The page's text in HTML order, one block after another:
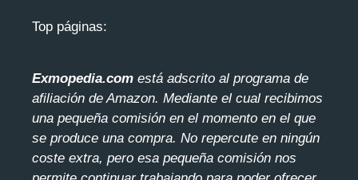
Top páginas:
Exmopedia.com está adscrito al programa de
afiliación de Amazon. Mediante el cual recibimos
una pequeña comisión en el momento en el que
se produce una compra. No repercute en ningún
coste extra, pero esa pequeña comisión nos